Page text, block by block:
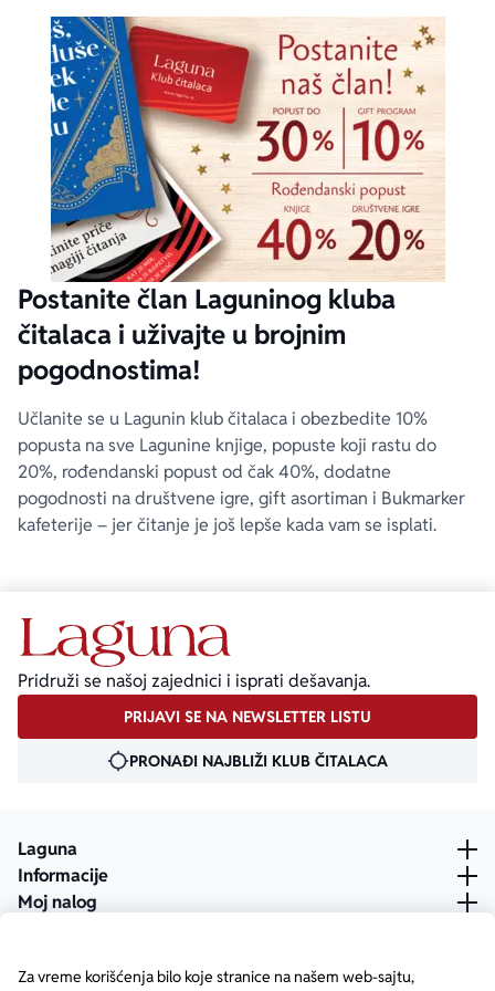
Za vreme korišćenja bilo koje stranice na našem web-sajtu,
Postanite član Laguninog kluba
čitalaca i uživajte u brojnim
pogodnostima!
Učlanite se u Lagunin klub čitalaca i obezbedite 10%
popusta na sve Lagunine knjige, popuste koji rastu do
20%, rođendanski popust od čak 40%, dodatne
pogodnosti na društvene igre, gift asortiman i Bukmarker
kafeterije – jer čitanje je još lepše kada vam se isplati.
Pridruži se našoj zajednici i isprati dešavanja.
PRIJAVI SE NA NEWSLETTER LISTU
PRONAĐI NAJBLIŽI KLUB ČITALACA
Laguna
Informacije
Moj nalog